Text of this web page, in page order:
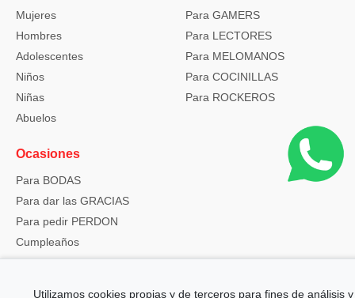
Utilizamos cookies propias y de terceros para fines de análisis y
Mujeres
Hombres
Adolescentes
Niños
Niñas
Abuelos
Para GAMERS
Para LECTORES
Para MELOMANOS
Para COCINILLAS
Para ROCKEROS
Ocasiones
Para BODAS
Para dar las GRACIAS
Para pedir PERDON
Cumpleaños
Navidad